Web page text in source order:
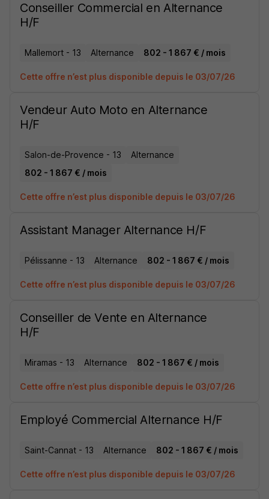
Conseiller Commercial en Alternance
H/F
Mallemort - 13 Alternance 802 - 1 867 € / mois
Cette offre n’est plus disponible depuis le 03/07/26
Vendeur Auto Moto en Alternance
H/F
Salon-de-Provence - 13
Alternance
802 - 1 867 € / mois
Cette offre n’est plus disponible depuis le 03/07/26
Assistant Manager Alternance H/F
Pélissanne - 13 Alternance 802 - 1 867 € / mois
Cette offre n’est plus disponible depuis le 03/07/26
Conseiller de Vente en Alternance
H/F
Miramas - 13 Alternance 802 - 1 867 € / mois
Cette offre n’est plus disponible depuis le 03/07/26
Employé Commercial Alternance H/F
Saint-Cannat - 13 Alternance 802 - 1 867 € / mois
Cette offre n’est plus disponible depuis le 03/07/26